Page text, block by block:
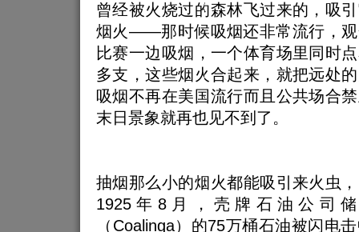
曾经被火烧过的森林飞过来的，吸
烟火——那时候吸烟还非常流行，观
比赛一边吸烟，一个体育场里同时
多支，这些烟火合起来，就把远处
吸烟不再在美国流行而且公共场合
末日景象就再也见不到了。
抽烟那么小的烟火都能吸引来火虫
1925年8月，壳牌石油公司
（Coalinga）的75万桶石油被闪电